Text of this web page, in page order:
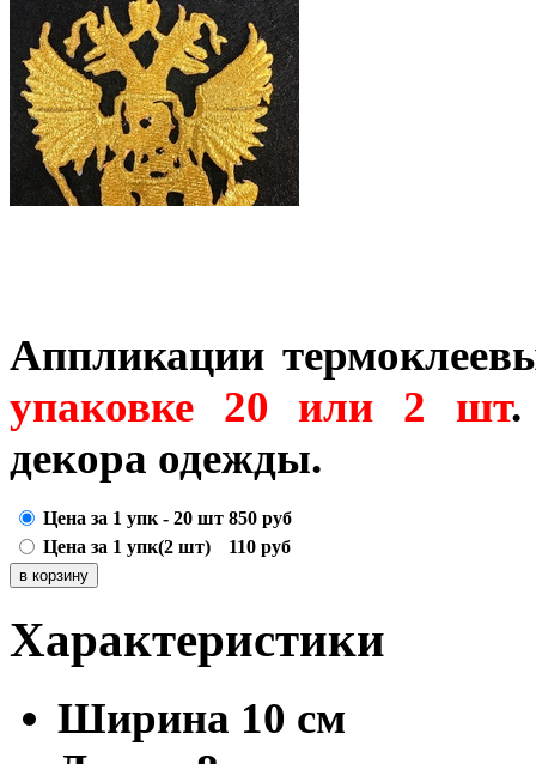
Аппликации
упаковке 20 или 2 шт.
декора одежды.
Цена за 1 упк - 20 шт 850 руб
Цена за 1 упк(2 шт)
110 руб
Характеристики
Ширина 10 см